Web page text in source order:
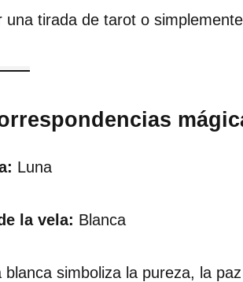
una tirada de tarot o
Luna
la vela: Blanca
blanca simboliza la pureza, la